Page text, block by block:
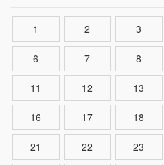
1 2 3
6 7 8
11 12 13
16 17 18
21 22 23